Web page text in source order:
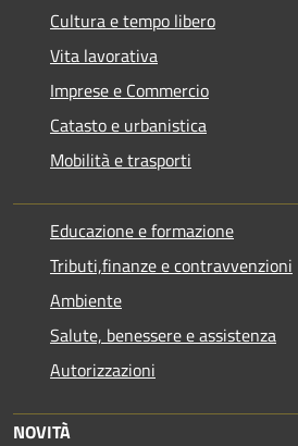
Cultura e tempo libero
Vita lavorativa
Imprese e Commercio
Catasto e urbanistica
Mobilità e trasporti
Educazione e formazione
Tributi,finanze e contravvenzioni
Ambiente
Salute, benessere e assistenza
Autorizzazioni
NOVITÀ